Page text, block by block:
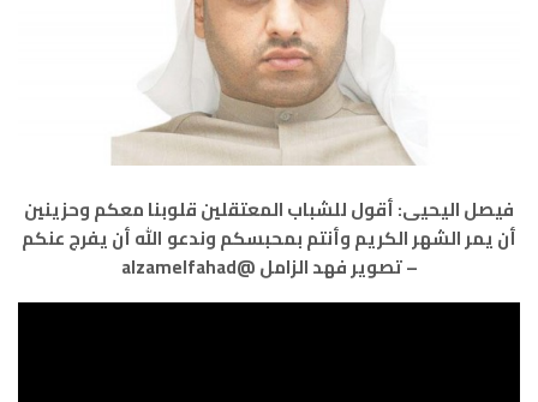
فيصل اليحيى: أقول للشباب المعتقلين قلوبنا معكم وحزينين
أن يمر الشهر الكريم وأنتم بمحبسكم وندعو الله أن يفرج عنكم
– تصوير فهد الزامل @alzamelfahad